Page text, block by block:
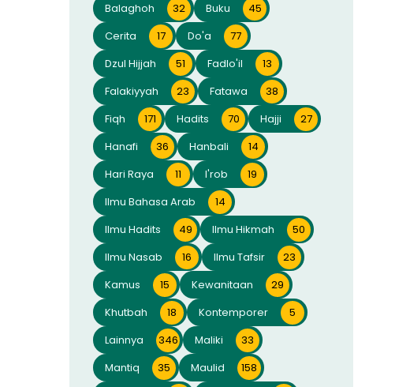
Balaghoh
32 Buku
45
Cerita
17 Do'a
77
Dzul Hijjah
51 Fadlo'il
13
Falakiyyah
23 Fatawa
38
Fiqh
171 Hadits 70 Hajji
27
Hanafi
36 Hanbali
14
Hari Raya
11 I'rob
19
Ilmu Bahasa Arab
14
Ilmu Hadits
49 Ilmu Hikmah
50
Ilmu Nasab
16 Ilmu Tafsir
23
Kamus
15 Kewanitaan
29
Khutbah
18 Kontemporer
5
Lainnya
346 Maliki
33
Mantiq
35 Maulid
158